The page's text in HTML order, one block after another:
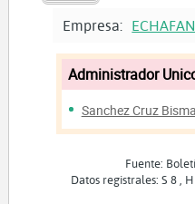
Empresa: ECHAFAN
Administrador
Sanchez Cruz
Fuente:
Datos registrales: S 8 ,